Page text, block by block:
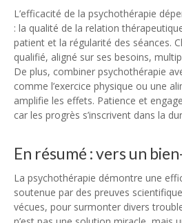
L’efficacité de la psychothérapie
: la qualité de la relation
patient et la régularité des séances.
qualifié, aligné sur ses besoins,
De plus, combiner psychothérapie
comme l’exercice physique ou une
amplifie les effets. Patience et
car les progrès s’inscrivent dans la
En résumé : vers un
La psychothérapie démontre une
soutenue par des preuves
vécues, pour surmonter divers